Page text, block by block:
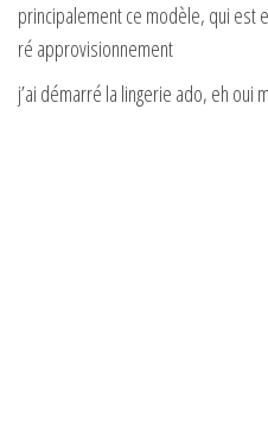
principalement ce modèle, qui
ré approvisionnement
j’ai démarré la lingerie ado, eh oui